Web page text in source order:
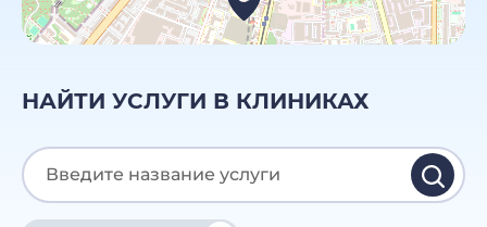
НАЙТИ УСЛУГИ В КЛИНИКАХ